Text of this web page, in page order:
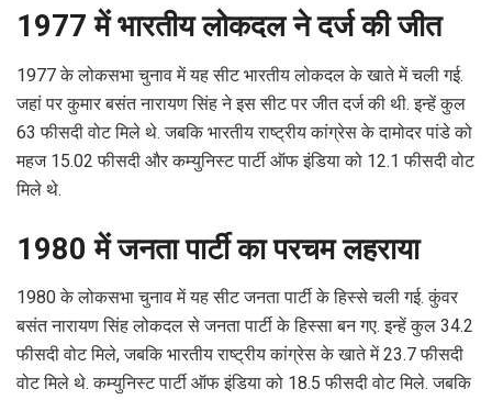
1977 में भारतीय लोकदल ने दर्ज की जीत
1977 के लोकसभा चुनाव में यह सीट भारतीय लोकदल के खाते में चली गई.
जहां पर कुमार बसंत नारायण सिंह ने इस सीट पर जीत दर्ज की थी. इन्हें कुल
63 फीसदी वोट मिले थे. जबकि भारतीय राष्ट्रीय कांग्रेस के दामोदर पांडे को
महज 15.02 फीसदी और कम्युनिस्ट पार्टी ऑफ इंडिया को 12.1 फीसदी वोट
मिले थे.
1980 में जनता पार्टी का परचम लहराया
1980 के लोकसभा चुनाव में यह सीट जनता पार्टी के हिस्से चली गई. कुंवर
बसंत नारायण सिंह लोकदल से जनता पार्टी के हिस्सा बन गए. इन्हें कुल 34.2
फीसदी वोट मिले, जबकि भारतीय राष्ट्रीय कांग्रेस के खाते में 23.7 फीसदी
वोट मिले थे. कम्युनिस्ट पार्टी ऑफ इंडिया को 18.5 फीसदी वोट मिले. जबकि